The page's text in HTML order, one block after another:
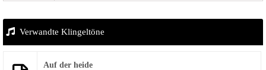
Verwandte Klingeltöne
Auf der heide